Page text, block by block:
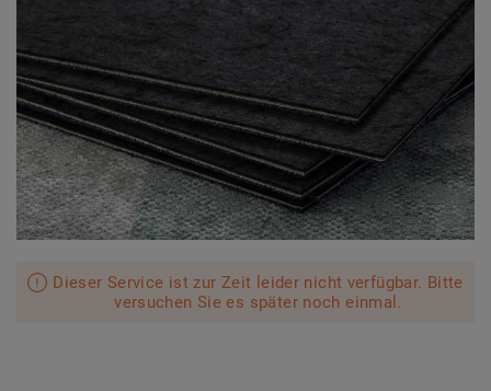
Dieser Service ist zur Zeit leider nicht verfügbar. Bitte
versuchen Sie es später noch einmal.